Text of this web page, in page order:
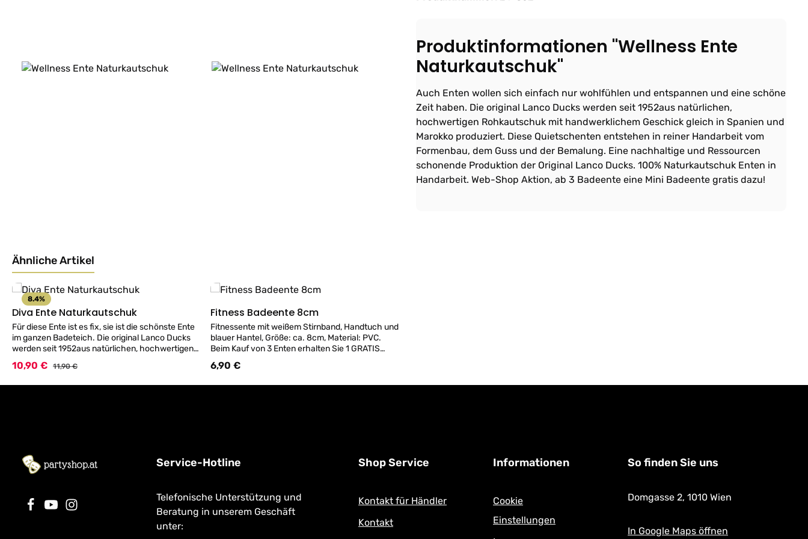
Produktinformationen "Wellness Ente
Naturkautschuk"
Auch Enten wollen sich einfach nur wohlfühlen und entspannen und eine schöne
Zeit haben. Die original Lanco Ducks werden seit 1952aus natürlichen,
hochwertigen Rohkautschuk mit handwerklichem Geschick gleich in Spanien und
Marokko produziert. Diese Quietschenten entstehen in reiner Handarbeit vom
Formenbau, dem Guss und der Bemalung. Eine nachhaltige und Ressourcen
schonende Produktion der Original Lanco Ducks. 100% Naturkautschuk Enten in
Handarbeit. Web-Shop Aktion, ab 3 Badeente eine Mini Badeente gratis dazu!
Ähnliche Artikel
Produktgalerie überspringen
8.4%
Details
Diva Ente Naturkautschuk
Für diese Ente ist es fix, sie ist die schönste Ente
im ganzen Badeteich. Die original Lanco Ducks
werden seit 1952aus natürlichen, hochwertigen
Rohkautschuk mit handwerklichem Geschick
gleich in Spanien und Marokko produziert. Diese
Verkaufspreis:
10,90 € Regulärer Preis:
11,90 €
Details
Fitness Badeente 8cm
Fitnessente mit weißem Stirnband, Handtuch und
blauer Hantel, Größe: ca. 8cm, Material: PVC.
Beim Kauf von 3 Enten erhalten Sie 1 GRATIS
dazu! (Hinweis: Unsere Enten schwimmen
modellbedingt nicht immer aufrecht. Zusätzlich
Regulärer Preis:
6,90 €
Service-Hotline
Telefonische Unterstützung und
Beratung in unserem Geschäft
unter:
Shop Service
Kontakt für Händler
Kontakt
Informationen
Cookie
Einstellungen
So finden Sie uns
Domgasse 2, 1010 Wien
In Google Maps öffnen